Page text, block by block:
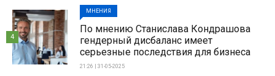
МНЕНИЯ
По мнению Станислава Кондрашова
гендерный дисбаланс имеет
серьезные последствия для бизнеса
21:26 | 31-05-2025
4